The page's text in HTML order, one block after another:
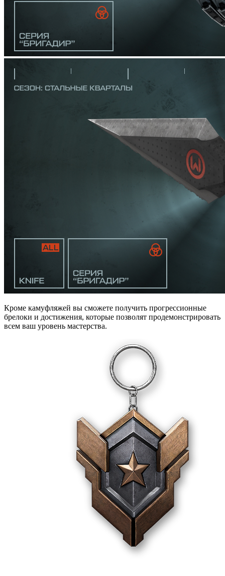
Кроме камуфляжей вы сможете получить прогрессионные
брелоки и достижения, которые позволят продемонстрировать
всем ваш уровень мастерства.